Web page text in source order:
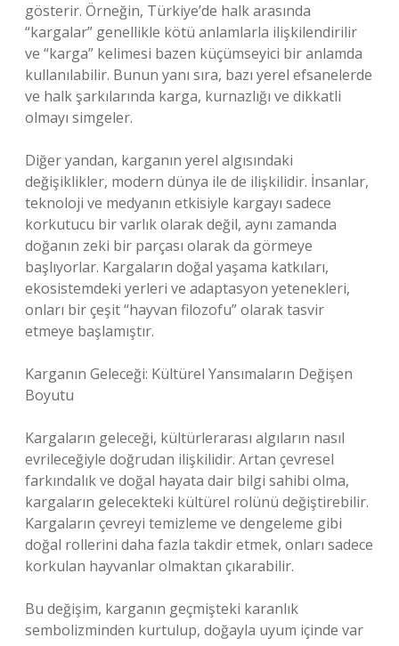
gösterir. Örneğin, Türkiye’de halk arasında
“kargalar” genellikle kötü anlamlarla ilişkilendirilir
ve “karga” kelimesi bazen küçümseyici bir anlamda
kullanılabilir. Bunun yanı sıra, bazı yerel efsanelerde
ve halk şarkılarında karga, kurnazlığı ve dikkatli
olmayı simgeler.
Diğer yandan, karganın yerel algısındaki
değişiklikler, modern dünya ile de ilişkilidir. İnsanlar,
teknoloji ve medyanın etkisiyle kargayı sadece
korkutucu bir varlık olarak değil, aynı zamanda
doğanın zeki bir parçası olarak da görmeye
başlıyorlar. Kargaların doğal yaşama katkıları,
ekosistemdeki yerleri ve adaptasyon yetenekleri,
onları bir çeşit “hayvan filozofu” olarak tasvir
etmeye başlamıştır.
Karganın Geleceği: Kültürel Yansımaların Değişen
Boyutu
Kargaların geleceği, kültürlerarası algıların nasıl
evrileceğiyle doğrudan ilişkilidir. Artan çevresel
farkındalık ve doğal hayata dair bilgi sahibi olma,
kargaların gelecekteki kültürel rolünü değiştirebilir.
Kargaların çevreyi temizleme ve dengeleme gibi
doğal rollerini daha fazla takdir etmek, onları sadece
korkulan hayvanlar olmaktan çıkarabilir.
Bu değişim, karganın geçmişteki karanlık
sembolizminden kurtulup, doğayla uyum içinde var